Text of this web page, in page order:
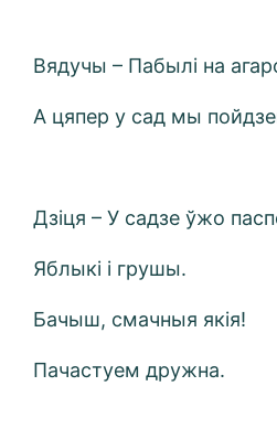
Вядучы – Пабылі на
А цяпер у сад мы
Дзіця – У садзе ўжо
Яблыкі і грушы.
Бачыш, смачныя якія!
Пачастуем дружна.